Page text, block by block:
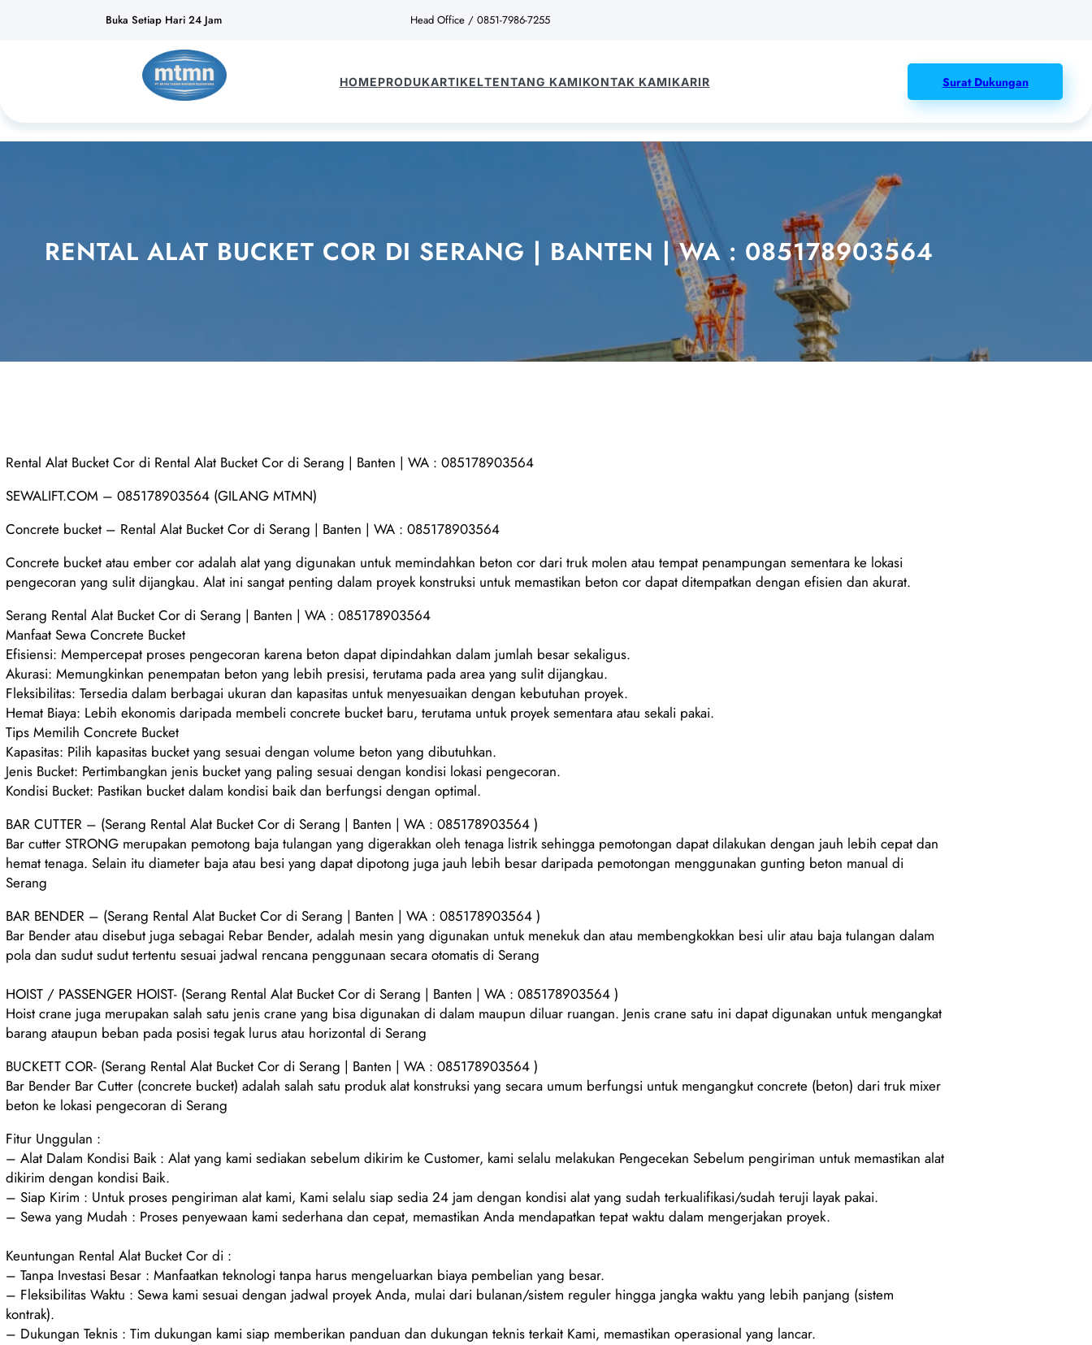
Buka Setiap Hari 24 Jam Head Office / 0851-7986-7255
HOMEPRODUKARTIKELTENTANG KAMIKONTAK KAMIKARIR Surat Dukungan
RENTAL ALAT BUCKET COR DI SERANG | BANTEN | WA : 085178903564
Rental Alat Bucket Cor di Rental Alat Bucket Cor di Serang | Banten | WA : 085178903564
SEWALIFT.COM – 085178903564 (GILANG MTMN)
Concrete bucket – Rental Alat Bucket Cor di Serang | Banten | WA : 085178903564
Concrete bucket atau ember cor adalah alat yang digunakan untuk memindahkan beton cor dari truk molen atau tempat penampungan sementara ke lokasi
pengecoran yang sulit dijangkau. Alat ini sangat penting dalam proyek konstruksi untuk memastikan beton cor dapat ditempatkan dengan efisien dan akurat.
Serang Rental Alat Bucket Cor di Serang | Banten | WA : 085178903564
Manfaat Sewa Concrete Bucket
Efisiensi: Mempercepat proses pengecoran karena beton dapat dipindahkan dalam jumlah besar sekaligus.
Akurasi: Memungkinkan penempatan beton yang lebih presisi, terutama pada area yang sulit dijangkau.
Fleksibilitas: Tersedia dalam berbagai ukuran dan kapasitas untuk menyesuaikan dengan kebutuhan proyek.
Hemat Biaya: Lebih ekonomis daripada membeli concrete bucket baru, terutama untuk proyek sementara atau sekali pakai.
Tips Memilih Concrete Bucket
Kapasitas: Pilih kapasitas bucket yang sesuai dengan volume beton yang dibutuhkan.
Jenis Bucket: Pertimbangkan jenis bucket yang paling sesuai dengan kondisi lokasi pengecoran.
Kondisi Bucket: Pastikan bucket dalam kondisi baik dan berfungsi dengan optimal.
BAR CUTTER – (Serang Rental Alat Bucket Cor di Serang | Banten | WA : 085178903564 )
Bar cutter STRONG merupakan pemotong baja tulangan yang digerakkan oleh tenaga listrik sehingga pemotongan dapat dilakukan dengan jauh lebih cepat dan
hemat tenaga. Selain itu diameter baja atau besi yang dapat dipotong juga jauh lebih besar daripada pemotongan menggunakan gunting beton manual di
Serang
BAR BENDER – (Serang Rental Alat Bucket Cor di Serang | Banten | WA : 085178903564 )
Bar Bender atau disebut juga sebagai Rebar Bender, adalah mesin yang digunakan untuk menekuk dan atau membengkokkan besi ulir atau baja tulangan dalam
pola dan sudut sudut tertentu sesuai jadwal rencana penggunaan secara otomatis di Serang
HOIST / PASSENGER HOIST- (Serang Rental Alat Bucket Cor di Serang | Banten | WA : 085178903564 )
Hoist crane juga merupakan salah satu jenis crane yang bisa digunakan di dalam maupun diluar ruangan. Jenis crane satu ini dapat digunakan untuk mengangkat
barang ataupun beban pada posisi tegak lurus atau horizontal di Serang
BUCKETT COR- (Serang Rental Alat Bucket Cor di Serang | Banten | WA : 085178903564 )
Bar Bender Bar Cutter (concrete bucket) adalah salah satu produk alat konstruksi yang secara umum berfungsi untuk mengangkut concrete (beton) dari truk mixer
beton ke lokasi pengecoran di Serang
Fitur Unggulan :
– Alat Dalam Kondisi Baik : Alat yang kami sediakan sebelum dikirim ke Customer, kami selalu melakukan Pengecekan Sebelum pengiriman untuk memastikan alat
dikirim dengan kondisi Baik.
– Siap Kirim : Untuk proses pengiriman alat kami, Kami selalu siap sedia 24 jam dengan kondisi alat yang sudah terkualifikasi/sudah teruji layak pakai.
– Sewa yang Mudah : Proses penyewaan kami sederhana dan cepat, memastikan Anda mendapatkan tepat waktu dalam mengerjakan proyek.
Keuntungan Rental Alat Bucket Cor di :
– Tanpa Investasi Besar : Manfaatkan teknologi tanpa harus mengeluarkan biaya pembelian yang besar.
– Fleksibilitas Waktu : Sewa kami sesuai dengan jadwal proyek Anda, mulai dari bulanan/sistem reguler hingga jangka waktu yang lebih panjang (sistem
kontrak).
– Dukungan Teknis : Tim dukungan kami siap memberikan panduan dan dukungan teknis terkait Kami, memastikan operasional yang lancar.